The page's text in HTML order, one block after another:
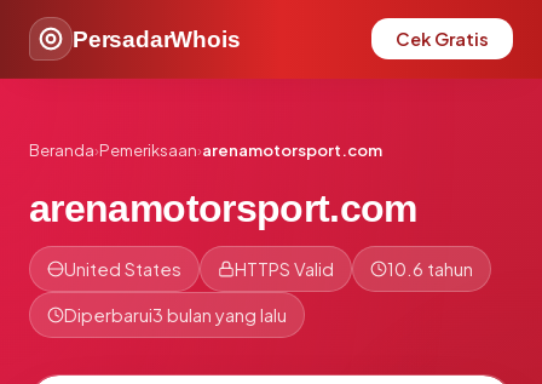
PersadarWhois Cek Gratis
Beranda›Pemeriksaan›arenamotorsport.com
arenamotorsport.com
United States HTTPS Valid 10.6 tahun
Diperbarui3 bulan yang lalu